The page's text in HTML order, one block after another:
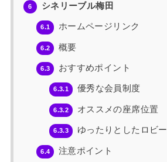
6 シネリーブル梅田
6.1 ホームページリンク
6.2 概要
6.3 おすすめポイント
6.3.1 優秀な会員制度
6.3.2 オススメの座席位置
6.3.3 ゆったりとしたロビー
6.4 注意ポイント